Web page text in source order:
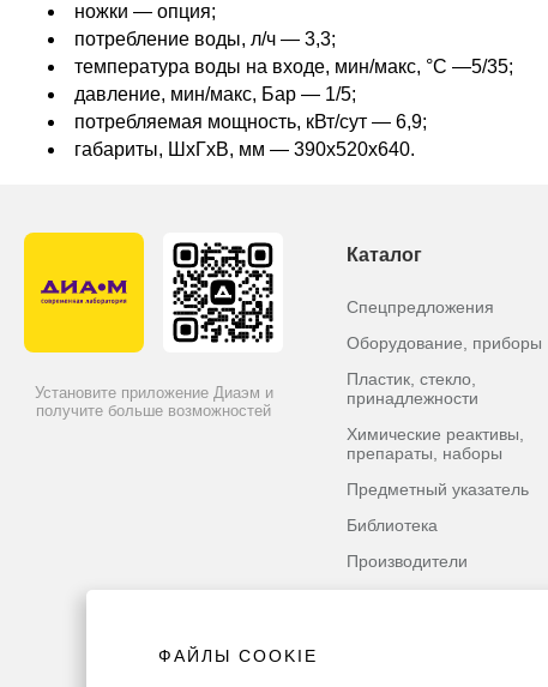
ножки — опция;
потребление воды, л/ч — 3,3;
температура воды на входе, мин/макс, °С —5/35;
давление, мин/макс, Бар — 1/5;
потребляемая мощность, кВт/сут — 6,9;
габариты, ШхГхВ, мм — 390х520х640.
Установите приложение Диаэм и
получите больше возможностей
Каталог
Спецпредложения
Оборудование, приборы
Пластик, стекло,
принадлежности
Химические реактивы,
препараты, наборы
Предметный указатель
Библиотека
Производители
ФАЙЛЫ COOKIE